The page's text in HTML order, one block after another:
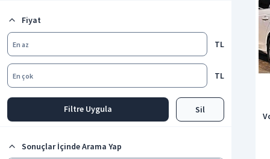
Fiyat
En az TL
En çok TL
Filtre Uygula Sil
Sonuçlar İçinde Arama Yap